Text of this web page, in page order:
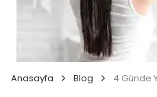
Anasayfa Blog